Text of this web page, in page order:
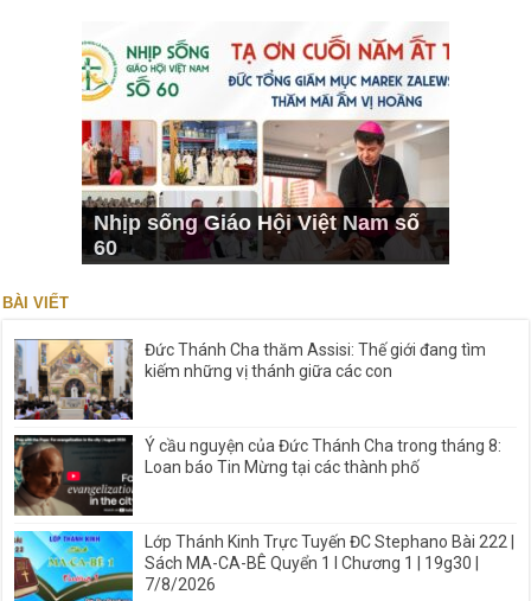
Nhịp sống Giáo Hội Việt Nam số
60
BÀI VIẾT
Đức Thánh Cha thăm Assisi: Thế giới đang tìm
kiếm những vị thánh giữa các con
Ý cầu nguyện của Đức Thánh Cha trong tháng 8:
Loan báo Tin Mừng tại các thành phố
Lớp Thánh Kinh Trực Tuyến ĐC Stephano Bài 222 |
Sách MA-CA-BÊ Quyển 1 I Chương 1 | 19g30 |
7/8/2026